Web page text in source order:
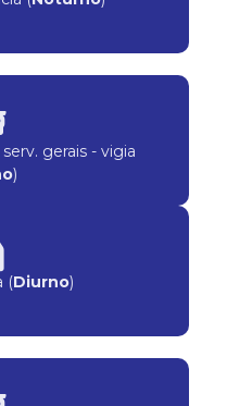
gerais - vigia
)
(Diurno)